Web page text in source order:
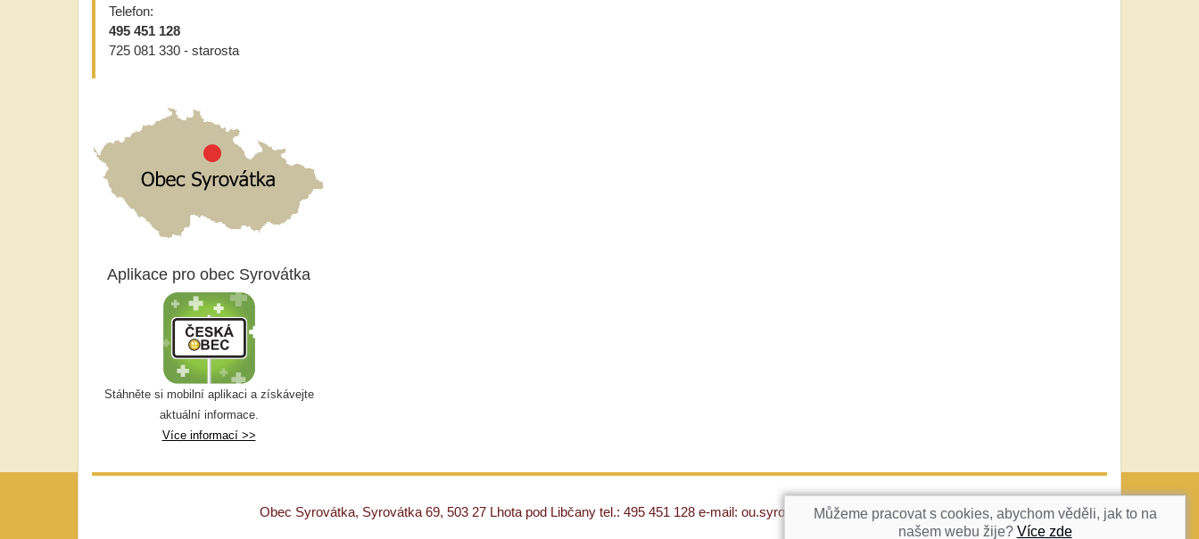
Telefon:
495 451 128
725 081 330 - starosta
Aplikace pro obec Syrovátka
Stáhněte si mobilní aplikaci a získávejte
aktuální informace.
Více informací >>
NAHORU
Obec Syrovátka, Syrovátka 69, 503 27 Lhota pod Libčany tel.: 495 451 128 e-mail: ou.syrovatka@c-box.czMůžeme pracovat s cookies, abychom věděli, jak to na
našem webu žije? Více zde